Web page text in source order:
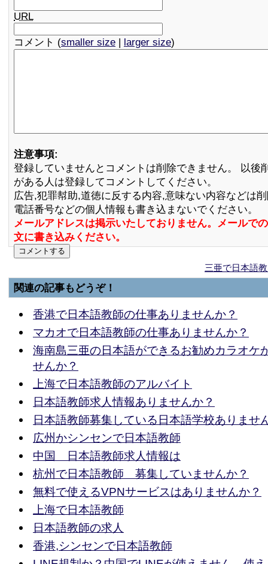
URL
コメント (smaller size | larger size)
注意事項:
登録していませんとコメントは削除できません。 以後
がある人は登録してコメントしてください。
広告,犯罪幇助,道徳に反する内容,意味ない内容などは
電話番号などの個人情報も書き込まないでください。
メールアドレスは掲示いたしておりません。メールで
文に書き込みください。
三亜で日本語
関連の記事もどうぞ！
香港で日本語教師の仕事ありませんか？
マカオで日本語教師の仕事ありませんか？
海南島三亜の日本語ができるお勧めカラオケ
せんか？
上海で日本語教師のアルバイト
日本語教師求人情報ありませんか？
日本語教師募集している日本語学校ありませ
広州かシンセンで日本語教師
中国 日本語教師求人情報は
杭州で日本語教師 募集していませんか？
無料で使えるVPNサービスはありませんか？
上海で日本語教師
日本語教師の求人
香港,シンセンで日本語教師